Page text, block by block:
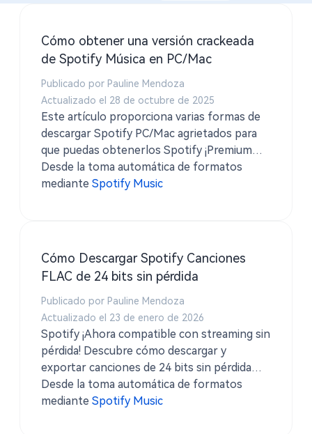
Cómo obtener una versión crackeada
de Spotify Música en PC/Mac
Publicado por Pauline Mendoza
Actualizado el 28 de octubre de 2025
Este artículo proporciona varias formas de
descargar Spotify PC/Mac agrietados para
que puedas obtenerlos Spotify ¡Premium
gratis ahora mismo!
Desde la toma automática de formatos
mediante Spotify Music
Cómo Descargar Spotify Canciones
FLAC de 24 bits sin pérdida
Publicado por Pauline Mendoza
Actualizado el 23 de enero de 2026
Spotify ¡Ahora compatible con streaming sin
pérdida! Descubre cómo descargar y
exportar canciones de 24 bits sin pérdida
desde Spotify ¡en formato FLAC original!
Desde la toma automática de formatos
mediante Spotify Music